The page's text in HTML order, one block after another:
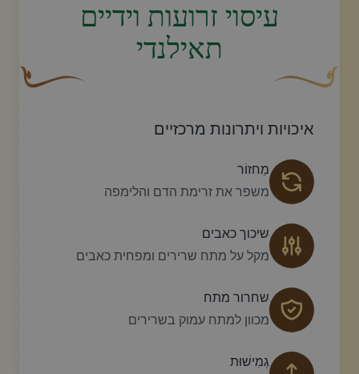
עיסוי זרועות וידיים
תאילנדי
איכויות ויתרונות מרכזיים
מַחזוֹר
משפר את זרימת הדם והלימפה
שיכוך כאבים
מקל על מתח שרירים ומפחית כאבים
שחרור מתח
מכוון למתח עמוק בשרירים
גְמִישׁוּת